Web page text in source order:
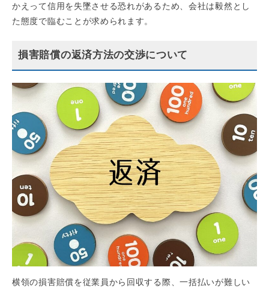
かえって信用を失墜させる恐れがあるため、会社は毅然とし
た態度で臨むことが求められます。
損害賠償の返済方法の交渉について
横領の損害賠償を従業員から回収する際、一括払いが難しい